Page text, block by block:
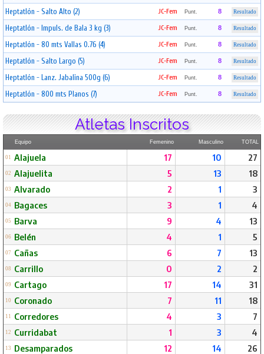
Heptatlón - Salto Alto (2) JC-Fem Punt. 8 Resultado
Heptatlón - Impuls. de Bala 3 kg (3) JC-Fem Punt. 8 Resultado
Heptatlón - 80 mts Vallas 0.76 (4) JC-Fem Punt. 8 Resultado
Heptatlón - Salto Largo (5) JC-Fem Punt. 8 Resultado
Heptatlón - Lanz. Jabalina 500g (6) JC-Fem Punt. 8 Resultado
Heptatlón - 800 mts Planos (7) JC-Fem Punt. 8 Resultado
Atletas Inscritos
Equipo Femenino Masculino TOTAL
01 Alajuela 17 10 27
02 Alajuelita 5 13 18
03 Alvarado 2 1 3
04 Bagaces 3 1 4
05 Barva 9 4 13
06 Belén 4 1 5
07 Cañas 6 7 13
08 Carrillo 0 2 2
09 Cartago 17 14 31
10 Coronado 7 11 18
11 Corredores 4 3 7
12 Curridabat 1 3 4
13 Desamparados 12 14 26